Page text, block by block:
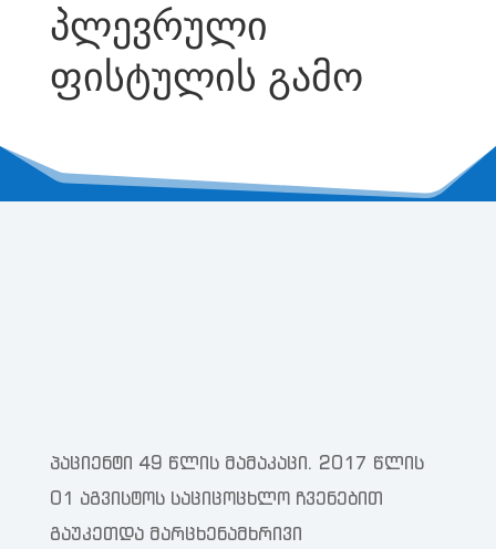
პლევრული
ფისტულის გამო
პაციენტი 49 წლის მამაკაცი. 2017 წლის
01 აგვისტოს საციცოცხლო ჩვენებით
გაუკეთდა მარცხენამხრივი